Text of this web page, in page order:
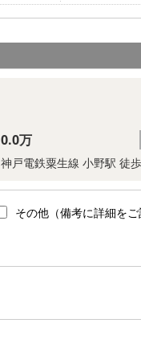
神戸電鉄粟生線 小野駅 徒
0.0万
その他（備考に詳細をご